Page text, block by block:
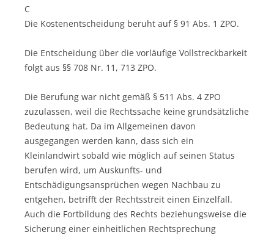
C
Die Kostenentscheidung beruht auf § 91 Abs. 1 ZPO.
Die Entscheidung über die vorläufige Vollstreckbarkeit
folgt aus §§ 708 Nr. 11, 713 ZPO.
Die Berufung war nicht gemäß § 511 Abs. 4 ZPO
zuzulassen, weil die Rechtssache keine grundsätzliche
Bedeutung hat. Da im Allgemeinen davon
ausgegangen werden kann, dass sich ein
Kleinlandwirt sobald wie möglich auf seinen Status
berufen wird, um Auskunfts- und
Entschädigungsansprüchen wegen Nachbau zu
entgehen, betrifft der Rechtsstreit einen Einzelfall.
Auch die Fortbildung des Rechts beziehungsweise die
Sicherung einer einheitlichen Rechtsprechung